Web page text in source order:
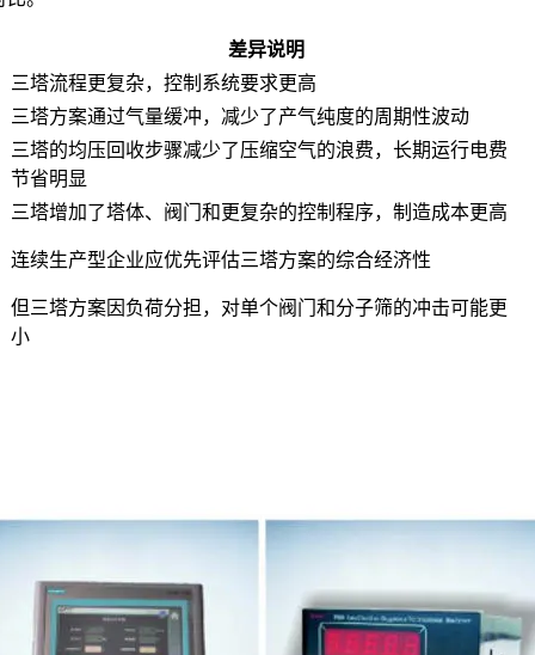
差异说明
三塔流程更复杂，控制系统要求更高
三塔方案通过气量缓冲，减少了产气纯度的周期性波动
三塔的均压回收步骤减少了压缩空气的浪费，长期运行电费
节省明显
三塔增加了塔体、阀门和更复杂的控制程序，制造成本更高
连续生产型企业应优先评估三塔方案的综合经济性
但三塔方案因负荷分担，对单个阀门和分子筛的冲击可能更
小